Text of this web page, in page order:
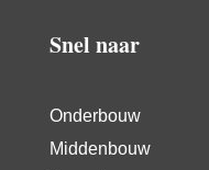
Snel naar
Onderbouw
Middenbouw